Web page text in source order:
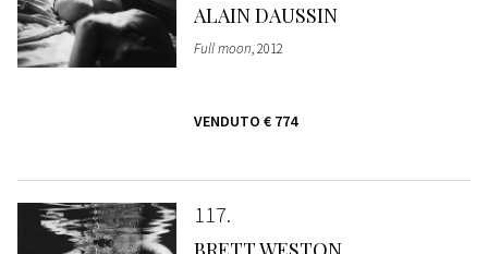
ALAIN DAUSSIN
Full moon, 2012
VENDUTO € 774
117